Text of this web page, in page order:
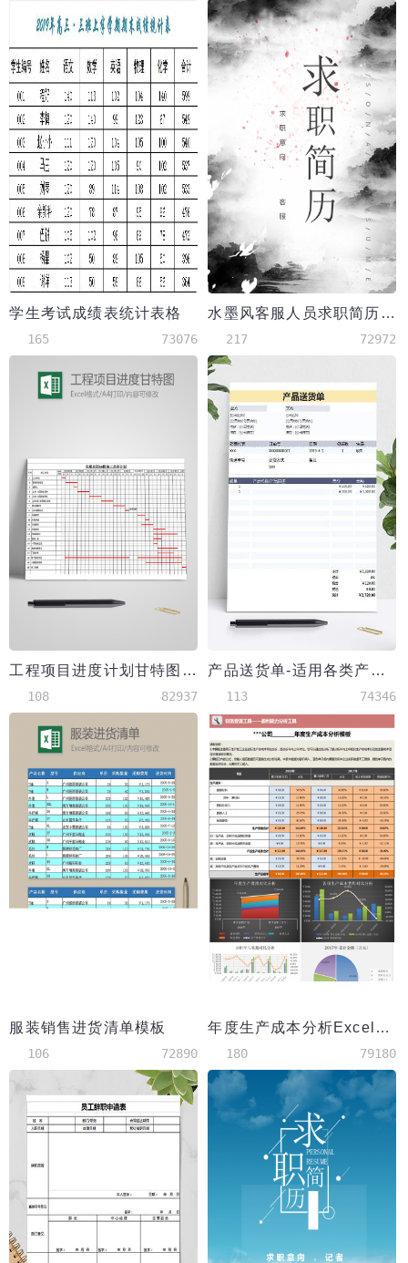
学生考试成绩表统计表格
165 73076
水墨风客服人员求职简历模板
217 72972
工程项目进度计划甘特图模板
108 82937
产品送货单-适用各类产品填写送货模板
113 74346
服装销售进货清单模板
106 72890
年度生产成本分析Excel模板
180 79180